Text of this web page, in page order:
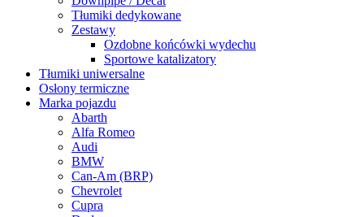
Tłumiki dedykowane
Zestawy
Ozdobne końcówki wydechu
Sportowe katalizatory
Tłumiki uniwersalne
Osłony termiczne
Marka pojazdu
Abarth
Alfa Romeo
Audi
BMW
Can-Am (BRP)
Chevrolet
Cupra